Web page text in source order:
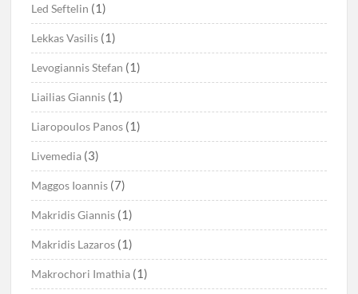
Led Seftelin (1)
Lekkas Vasilis (1)
Levogiannis Stefan (1)
Liailias Giannis (1)
Liaropoulos Panos (1)
Livemedia (3)
Maggos Ioannis (7)
Makridis Giannis (1)
Makridis Lazaros (1)
Makrochori Imathia (1)